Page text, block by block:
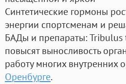
Синтетические гормоны
энергии спортсменам и
БАДы и препараты:Tribulus
повысят выносливость
работу многих внутренних
Оренбурге.